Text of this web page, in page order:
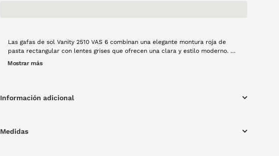
Las gafas de sol Vanity 2510 VAS 6 combinan una elegante montura roja de
pasta rectangular con lentes grises que ofrecen una clara y estilo moderno. Su
diseño en rojo aporta un toque de color vibrante, mientras que la forma
Mostrar más
Información adicional
Medidas